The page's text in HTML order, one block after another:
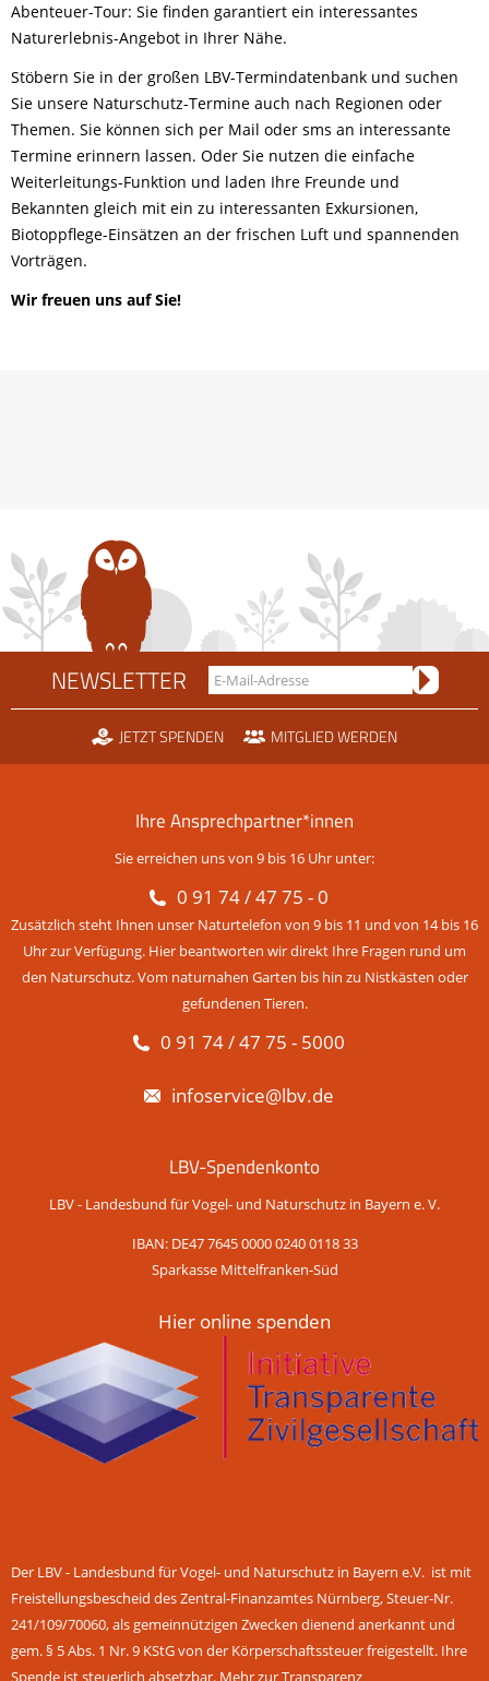
Abenteuer-Tour: Sie finden garantiert ein interessantes
Naturerlebnis-Angebot in Ihrer Nähe.
Stöbern Sie in der großen LBV-Termindatenbank und suchen
Sie unsere Naturschutz-Termine auch nach Regionen oder
Themen. Sie können sich per Mail oder sms an interessante
Termine erinnern lassen. Oder Sie nutzen die einfache
Weiterleitungs-Funktion und laden Ihre Freunde und
Bekannten gleich mit ein zu interessanten Exkursionen,
Biotoppflege-Einsätzen an der frischen Luft und spannenden
Vorträgen.
Wir freuen uns auf Sie!
NEWSLETTER
JETZT SPENDEN MITGLIED WERDEN
Ihre Ansprechpartner*innen
Sie erreichen uns von 9 bis 16 Uhr unter:
0 91 74 / 47 75 - 0
Zusätzlich steht Ihnen unser Naturtelefon von 9 bis 11 und von 14 bis 16
Uhr zur Verfügung. Hier beantworten wir direkt Ihre Fragen rund um
den Naturschutz. Vom naturnahen Garten bis hin zu Nistkästen oder
gefundenen Tieren.
0 91 74 / 47 75 - 5000
infoservice@lbv.de
LBV-Spendenkonto
LBV - Landesbund für Vogel- und Naturschutz in Bayern e. V.
IBAN: DE47 7645 0000 0240 0118 33
Sparkasse Mittelfranken-Süd
Hier online spenden
Der LBV - Landesbund für Vogel- und Naturschutz in Bayern e.V. ist mit
Freistellungsbescheid des Zentral-Finanzamtes Nürnberg, Steuer-Nr.
241/109/70060, als gemeinnützigen Zwecken dienend anerkannt und
gem. § 5 Abs. 1 Nr. 9 KStG von der Körperschaftssteuer freigestellt. Ihre
Spende ist steuerlich absetzbar. Mehr zur Transparenz